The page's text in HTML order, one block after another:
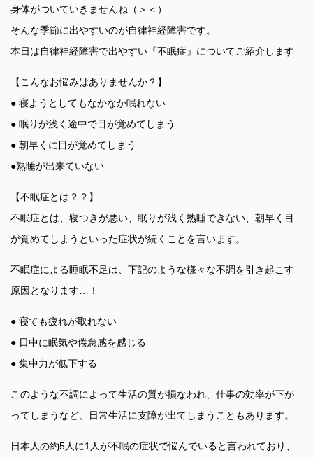
身体がついていきませんね（＞＜）
そんな季節に出やすいのが自律神経障害です。
本日は自律神経障害で出やすい『不眠症』についてご紹介します
【こんなお悩みはありませんか？】
● 寝ようとしてもなかなか眠れない
● 眠りが浅く途中で目が覚めてしまう
● 朝早くに目が覚めてしまう
●熟睡が出来ていない
【不眠症とは？？】
不眠症とは、寝つきが悪い、眠りが浅く熟睡できない、朝早く目
が覚めてしまうといった症状が続くことを言います。
不眠症による睡眠不足は、下記のような様々な不調を引き起こす
原因となります…！
● 寝ても疲れが取れない
● 日中に眠気や倦怠感を感じる
● 集中力が低下する
このような不調によって生活の質が損なわれ、仕事の効率が下が
ってしまうなど、日常生活に支障が出てしまうこともあります。
日本人の約5人に1人が不眠の症状で悩んでいると言われており、